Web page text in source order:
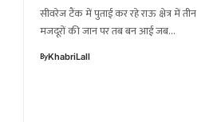
सीवरेज टैंक में पुताई कर रहे राऊ क्षेत्र में तीन
मजदूरों की जान पर तब बन आई जब…
ByKhabriLall